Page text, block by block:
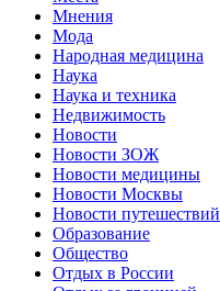
Мнения
Мода
Народная медицина
Наука
Наука и техника
Недвижимость
Новости
Новости ЗОЖ
Новости медицины
Новости Москвы
Новости путешествий
Образование
Общество
Отдых в России